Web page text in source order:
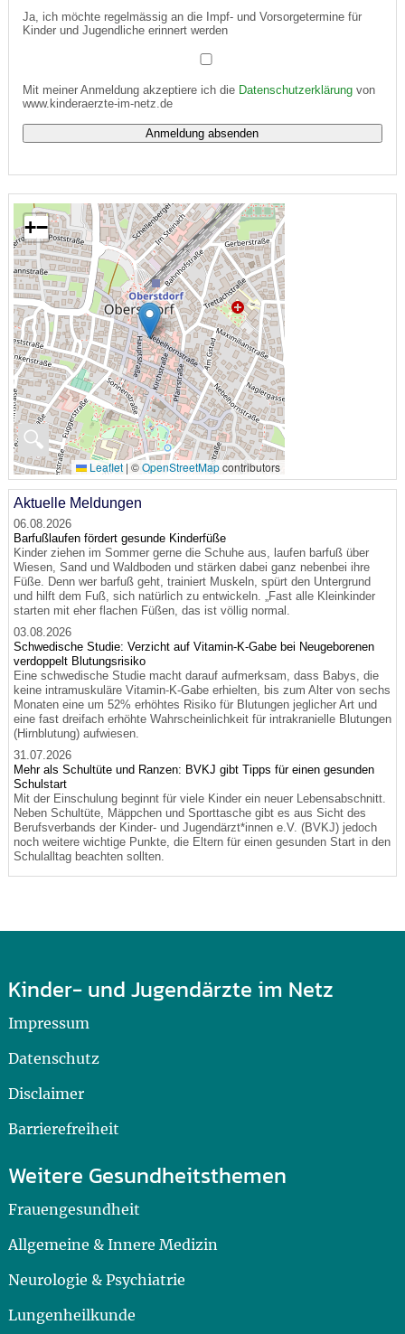
Ja, ich möchte regelmässig an die Impf- und Vorsorgetermine für
Kinder und Jugendliche erinnert werden
Mit meiner Anmeldung akzeptiere ich die Datenschutzerklärungvon
www.kinderaerzte-im-netz.de
🔍
+−
Leaflet | ©OpenStreetMapcontributors
Aktuelle Meldungen
06.08.2026
Barfußlaufen fördert gesunde Kinderfüße
Kinder ziehen im Sommer gerne die Schuhe aus, laufen barfuß über
Wiesen, Sand und Waldboden und stärken dabei ganz nebenbei ihre
Füße. Denn wer barfuß geht, trainiert Muskeln, spürt den Untergrund
und hilft dem Fuß, sich natürlich zu entwickeln. „Fast alle Kleinkinder
starten mit eher flachen Füßen, das ist völlig normal.
03.08.2026
Schwedische Studie: Verzicht auf Vitamin-K-Gabe bei Neugeborenen
verdoppelt Blutungsrisiko
Eine schwedische Studie macht darauf aufmerksam, dass Babys, die
keine intramuskuläre Vitamin-K-Gabe erhielten, bis zum Alter von sechs
Monaten eine um 52% erhöhtes Risiko für Blutungen jeglicher Art und
eine fast dreifach erhöhte Wahrscheinlichkeit für intrakranielle Blutungen
(Hirnblutung) aufwiesen.
31.07.2026
Mehr als Schultüte und Ranzen: BVKJ gibt Tipps für einen gesunden
Schulstart
Mit der Einschulung beginnt für viele Kinder ein neuer Lebensabschnitt.
Neben Schultüte, Mäppchen und Sporttasche gibt es aus Sicht des
Berufsverbands der Kinder- und Jugendärzt*innen e.V. (BVKJ) jedoch
noch weitere wichtige Punkte, die Eltern für einen gesunden Start in den
Schulalltag beachten sollten.
Kinder- und Jugendärzte im Netz
Impressum
Datenschutz
Disclaimer
Barrierefreiheit
Weitere Gesundheitsthemen
Frauengesundheit
Allgemeine & Innere Medizin
Neurologie & Psychiatrie
Lungenheilkunde